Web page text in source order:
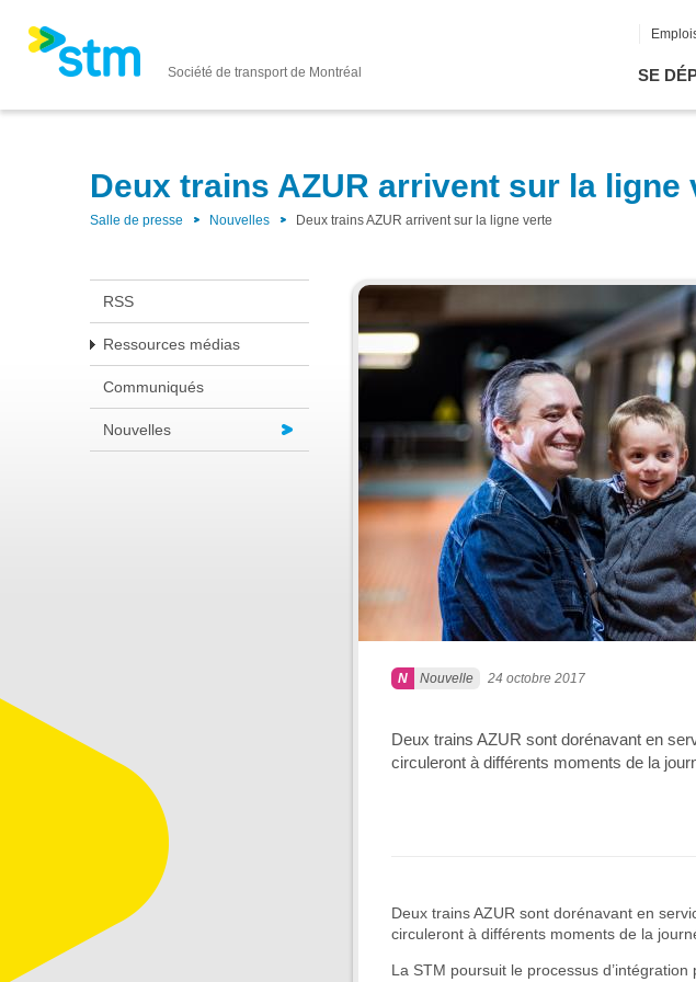
Société de transport de Montréal SE
Deux trains AZUR arrivent sur la ligne
Salle de presse Nouvelles Deux trains AZUR arrivent sur la ligne verte
RSS
Ressources médias
Communiqués
Nouvelles
Nouvelle 24 octobre 2017
Deux trains AZUR sont dorénavant en
circuleront à différents moments de la
Deux trains AZUR sont dorénavant en
circuleront à différents moments de la
La STM poursuit le processus